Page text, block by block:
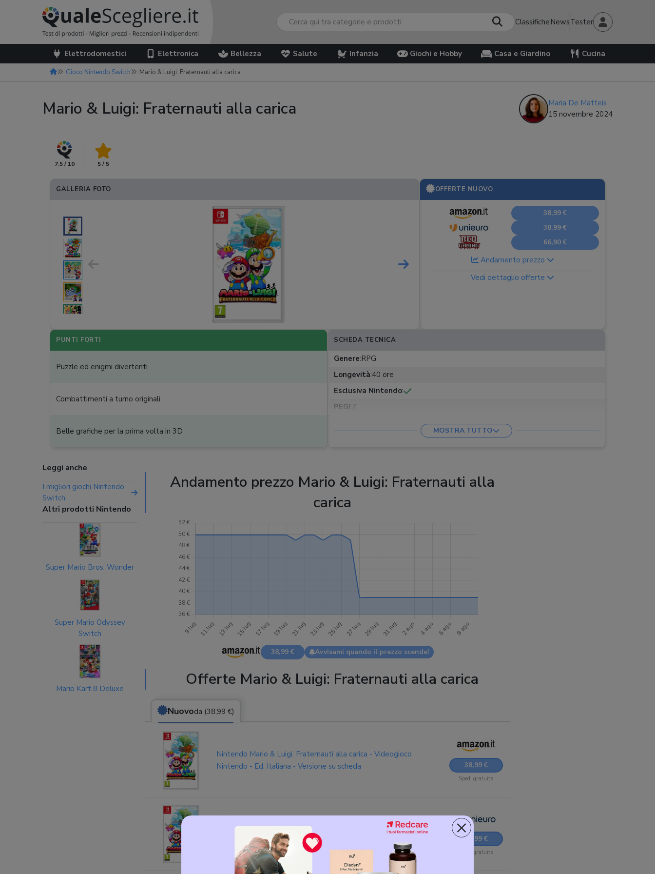
Classifiche NewsTester
Elettrodomestici Elettronica Bellezza Salute Infanzia Giochi e Hobby Casa e Giardino Cucina
Gioco Nintendo Switch Mario & Luigi: Fraternauti alla carica
Mario & Luigi: Fraternauti alla carica
Maria De Matteis
15 novembre 2024
7.5 / 10 5 / 5
GALLERIA FOTO OFFERTE NUOVO
38,99 €
38,99 €
66,90 €
Andamento prezzo
Vedi dettaglio offerte
SCHEDA TECNICA
Genere:RPG
Longevità:40 ore
Esclusiva Nintendo:
PEGI:7
MOSTRA TUTTO
PUNTI FORTI
Puzzle ed enigmi divertenti
Combattimenti a turno originali
Belle grafiche per la prima volta in 3D
Andamento prezzo Mario & Luigi: Fraternauti alla
carica
38,99 € Avvisami quando il prezzo scende!
Offerte Mario & Luigi: Fraternauti alla carica
Nuovoda (38,99 €)
Nintendo Mario & Luigi: Fraternauti alla carica - Videogioco
Nintendo - Ed. Italiana - Versione su scheda
38,99 €
Sped. gratuita
Nintendo Mario & Luigi: Fraternauti alla carica, Switch 38,99 €
Sped. gratuita
Leggi anche
I migliori giochi Nintendo
Switch
Altri prodotti Nintendo
Super Mario Bros. Wonder
Super Mario Odyssey
Switch
Mario Kart 8 Deluxe
×